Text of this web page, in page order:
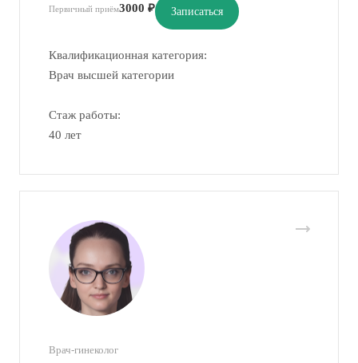
Первичный приём3000 ₽ Записаться
Квалификационная категория:
Врач высшей категории
Стаж работы:
40 лет
Врач-гинеколог